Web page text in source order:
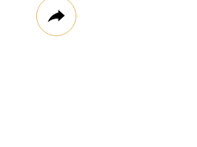
surface terrain
Plus
de